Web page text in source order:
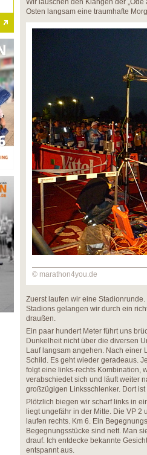
Wir lauschen den Klängen der
Osten langsam eine traumhafte
© marathon4you.de
Zuerst laufen wir eine
Stadions gelangen wir durch ein
draußen.
Ein paar hundert Meter führt uns
Dunkelheit nicht über die diversen
Lauf langsam angehen. Nach einer
Schild. Es geht wieder geradeaus.
folgt eine links-rechts Kombination,
verabschiedet sich und läuft weiter
großzügigen Linksschlenker. Dort
Plötzlich biegen wir scharf links in
liegt ungefähr in der Mitte. Die VP
laufen rechts. Km 6. Ein
Begegnungsstücke sind nett. Man
drauf. Ich entdecke bekannte
entspannt aus.